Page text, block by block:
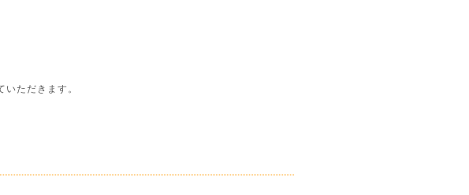
ただきます。